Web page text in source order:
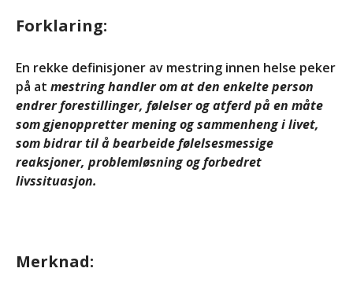
Facebook
Forklaring:
En rekke definisjoner av mestring innen helse peker
på at mestring handler om at den enkelte person
endrer forestillinger, følelser og atferd på en måte
som gjenoppretter mening og sammenheng i livet,
som bidrar til å bearbeide følelsesmessige
reaksjoner, problemløsning og forbedret
livssituasjon.
Merknad: